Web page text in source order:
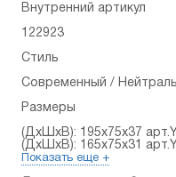
Внутренний артикул
122923
Стиль
Современный /
Размеры
(ДхШхВ): 195x75x37 арт.Y
(ДхШхВ): 165x75x31 арт.Y
Показать еще +